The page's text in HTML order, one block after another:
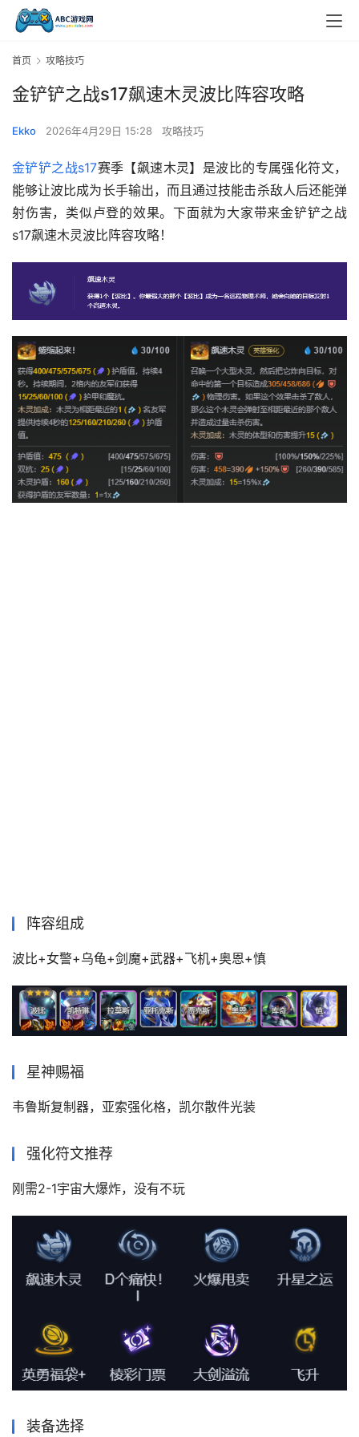
首页 攻略技巧
金铲铲之战s17飙速木灵波比阵容攻略
Ekko 2026年4月29日 15:28 攻略技巧
金铲铲之战s17赛季【飙速木灵】是波比的专属强化符文，
能够让波比成为长手输出，而且通过技能击杀敌人后还能弹
射伤害，类似卢登的效果。下面就为大家带来金铲铲之战
s17飙速木灵波比阵容攻略！
阵容组成
波比+女警+乌龟+剑魔+武器+飞机+奥恩+慎
星神赐福
韦鲁斯复制器，亚索强化格，凯尔散件光装
强化符文推荐
刚需2-1宇宙大爆炸，没有不玩
装备选择